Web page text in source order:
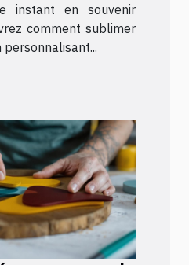
instant en souvenir
comment sublimer